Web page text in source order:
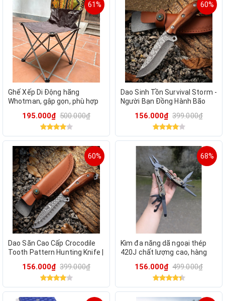
61%
Ghế Xếp Di Động hãng
Whotman, gập gọn, phù hợp
cốp xe195.000₫ 500.000₫
60%
Dao Sinh Tồn Survival Storm -
Người Bạn Đồng Hành Bão
156.000₫ 399.000₫
60%
Dao Săn Cao Cấp Crocodile
Tooth Pattern Hunting Knife |
156.000₫ 399.000₫
68%
Kìm đa năng dã ngoại thép
420J chất lượng cao, hàng
156.000₫ 499.000₫